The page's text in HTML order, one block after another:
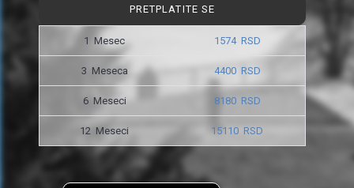
PRETPLATITE SE
1 Mesec 1574 RSD
3 Meseca 4400 RSD
6 Meseci 8180 RSD
12 Meseci 15110 RSD